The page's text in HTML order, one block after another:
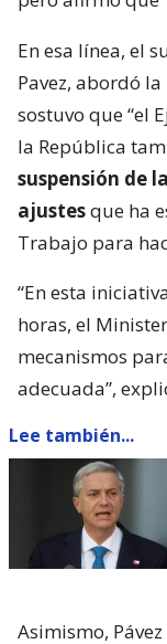
En esa línea, el
Pavez, abordó
sostuvo que “el
la República
suspensión de
ajustesque ha
Trabajo para
“En esta
horas, el
mecanismos
adecuada”,
Lee también...
Asimismo,